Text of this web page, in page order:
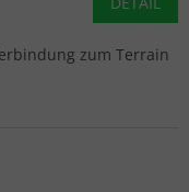
zum Terrain